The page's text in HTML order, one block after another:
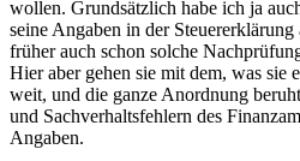
wollen. Grundsätzlich habe ich ja
seine Angaben in der
früher auch schon solche
Hier aber gehen sie mit dem, was sie
weit, und die ganze Anordnung
und Sachverhaltsfehlern des
Angaben.